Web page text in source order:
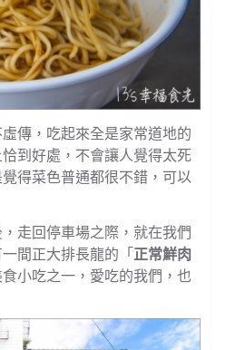
傳，吃起來全是家常道地的
到好處，不會讓人覺得太死
得菜色普通都很不錯，可以
走回停車場之際，就在我們
間正大排長龍的「 正常鮮肉
小吃之一，愛吃的我們，也